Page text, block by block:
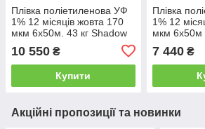
Плівка поліетиленова УФ
1% 12 місяців жовта 170
мкм 6х50м. 43 кг Shadow
10 550 ₴
Купити
Плівка
1% 12
мкм 6х50м
7 440₴
Акційні пропозиції та новинки